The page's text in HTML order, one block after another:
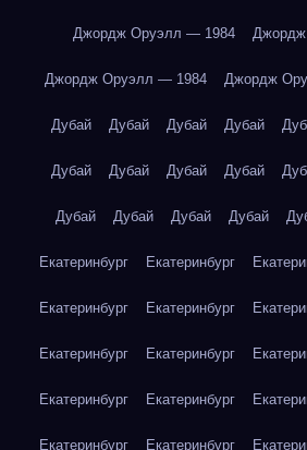
Джордж Оруэлл — 1984
Джордж Оруэлл — 1984 Джордж
Дубай Дубай Дубай Дубай
Дубай Дубай Дубай Дубай
Дубай Дубай Дубай Дубай
Екатеринбург Екатеринбург
Екатеринбург Екатеринбург
Екатеринбург Екатеринбург
Екатеринбург Екатеринбург
Екатеринбург Екатеринбург